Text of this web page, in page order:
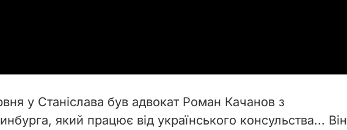
i
у Станіслава був адвокат Роман Качанов з
який працює від українського консульства... Він